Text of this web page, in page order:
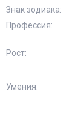
Знак зодиака:
Профессия:
Рост:
Умения: